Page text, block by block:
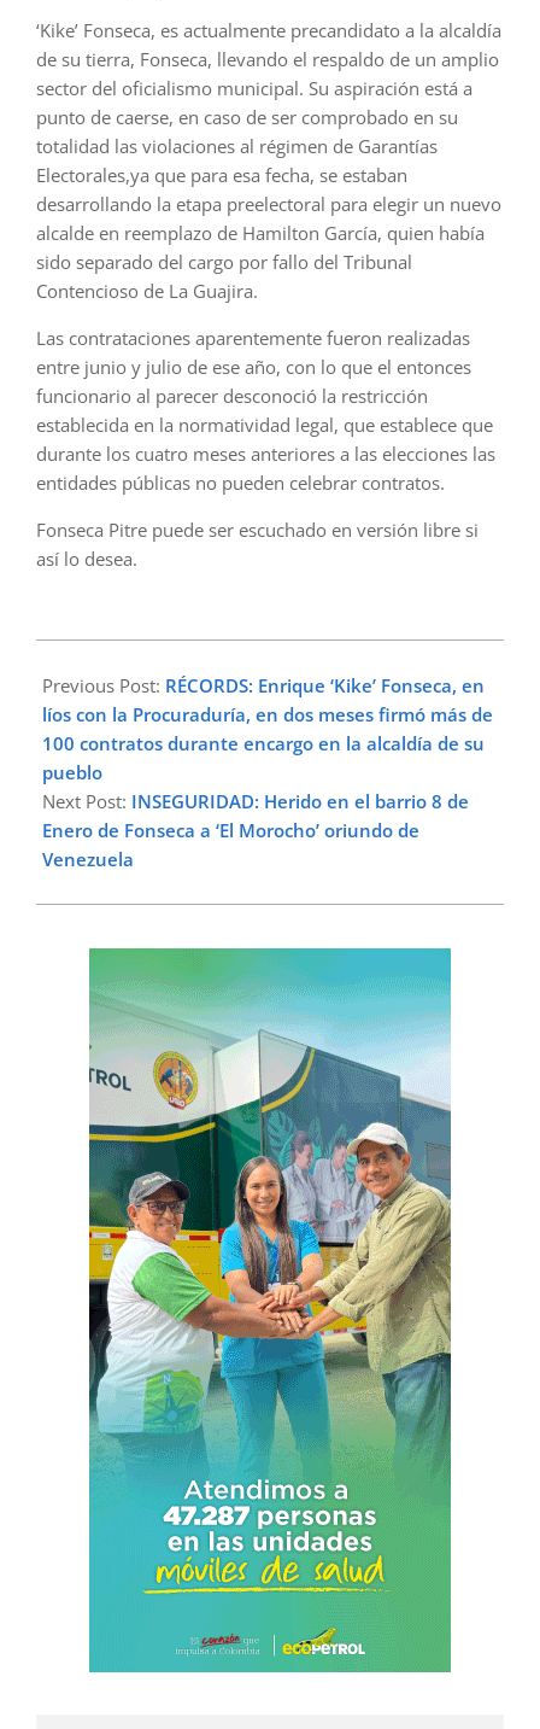
‘Kike’ Fonseca, es actualmente precandidato a la alcaldía
de su tierra, Fonseca, llevando el respaldo de un amplio
sector del oficialismo municipal. Su aspiración está a
punto de caerse, en caso de ser comprobado en su
totalidad las violaciones al régimen de Garantías
Electorales,ya que para esa fecha, se estaban
desarrollando la etapa preelectoral para elegir un nuevo
alcalde en reemplazo de Hamilton García, quien había
sido separado del cargo por fallo del Tribunal
Contencioso de La Guajira.
Las contrataciones aparentemente fueron realizadas
entre junio y julio de ese año, con lo que el entonces
funcionario al parecer desconoció la restricción
establecida en la normatividad legal, que establece que
durante los cuatro meses anteriores a las elecciones las
entidades públicas no pueden celebrar contratos.
Fonseca Pitre puede ser escuchado en versión libre si
así lo desea.
02-
13
Previous Post: RÉCORDS: Enrique ‘Kike’ Fonseca, en
líos con la Procuraduría, en dos meses firmó más de
100 contratos durante encargo en la alcaldía de su
pueblo
Next Post: INSEGURIDAD: Herido en el barrio 8 de
Enero de Fonseca a ‘El Morocho’ oriundo de
Venezuela